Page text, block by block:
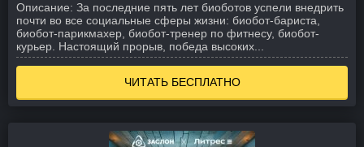
Описание: За последние пять лет биоботов успели внедрить
почти во все социальные сферы жизни: биобот-бариста,
биобот-парикмахер, биобот-тренер по фитнесу, биобот-
курьер. Настоящий прорыв, победа высоких...
ЧИТАТЬ БЕСПЛАТНО